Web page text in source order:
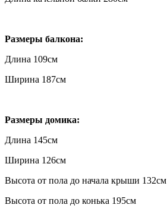
Размеры балкона:
Длина 109см
Ширина 187см
Размеры домика:
Длина 145см
Ширина 126см
Высота от пола до начала крыши 132см
Высота от пола до конька 195см